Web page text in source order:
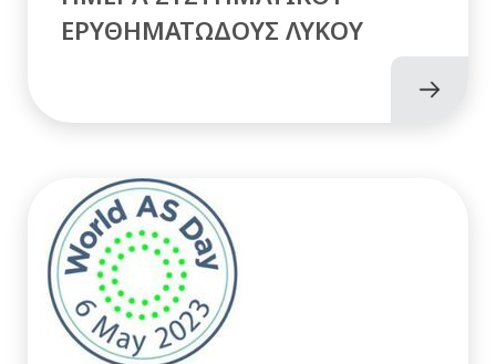
ΕΡΥΘΗΜΑΤΩΔΟΥΣ ΛΥΚΟΥ